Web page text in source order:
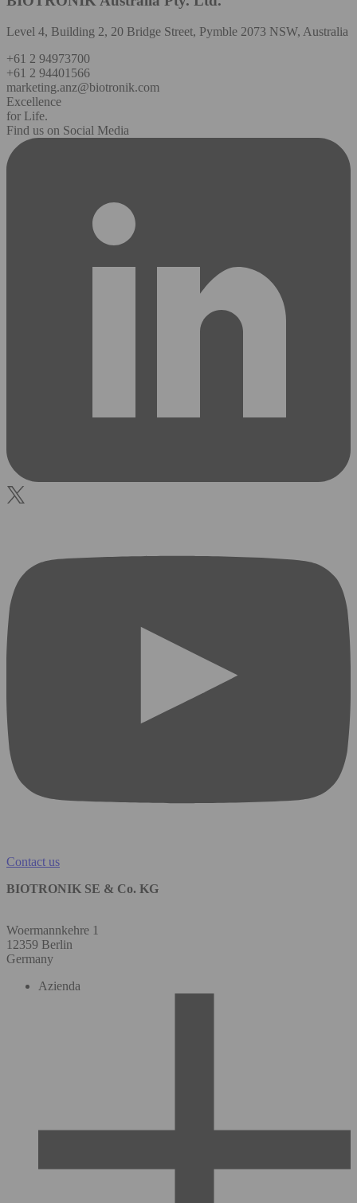
Level 4, Building 2, 20 Bridge Street, Pymble 2073 NSW, Australia
+61 2 94973700
+61 2 94401566
marketing.anz@biotronik.com
Excellence
for Life.
Find us on Social Media
Contact us
BIOTRONIK SE & Co. KG
Woermannkehre 1
12359 Berlin
Germany
Azienda